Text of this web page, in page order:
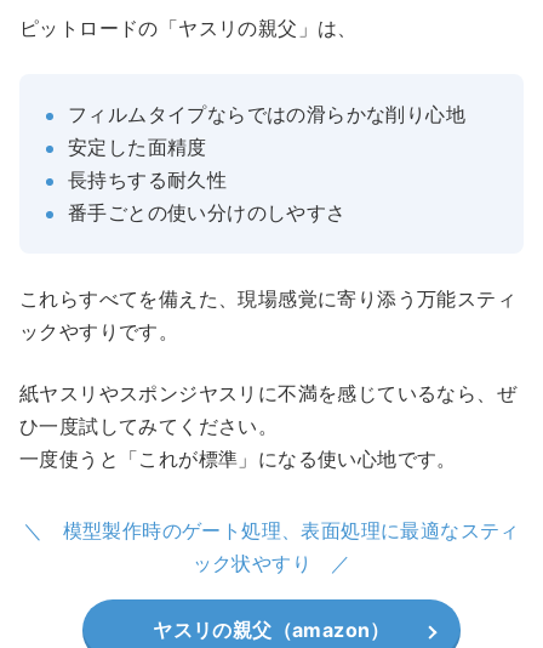
ピットロードの「ヤスリの親父」は、
フィルムタイプならではの滑らかな削り心地
安定した面精度
長持ちする耐久性
番手ごとの使い分けのしやすさ
これらすべてを備えた、現場感覚に寄り添う万能スティ
ックやすりです。
紙ヤスリやスポンジヤスリに不満を感じているなら、ぜ
ひ一度試してみてください。
一度使うと「これが標準」になる使い心地です。
模型製作時のゲート処理、表面処理に最適なスティ
ック状やすり
ヤスリの親父（amazon）